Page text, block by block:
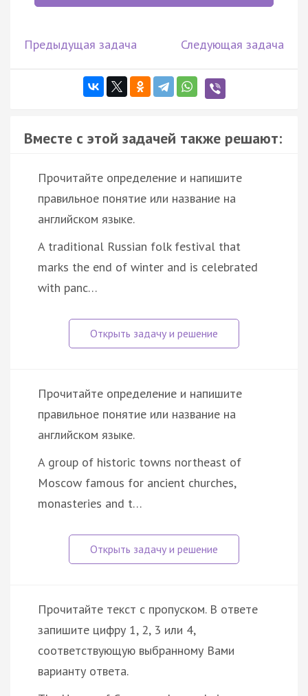
Предыдущая задача Следующая задача
Вместе с этой задачей также решают:
Прочитайте определение и напишите
правильное понятие или название на
английском языке.
A traditional Russian folk festival that
marks the end of winter and is celebrated
with panc…
Прочитайте определение и напишите
правильное понятие или название на
английском языке.
A group of historic towns northeast of
Moscow famous for ancient churches,
monasteries and t…
Прочитайте текст с пропуском. В ответе
запишите цифру 1, 2, 3 или 4,
соответствующую выбранному Вами
варианту ответа.